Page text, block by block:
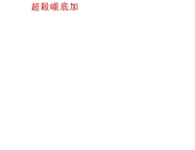
超殺巄底加